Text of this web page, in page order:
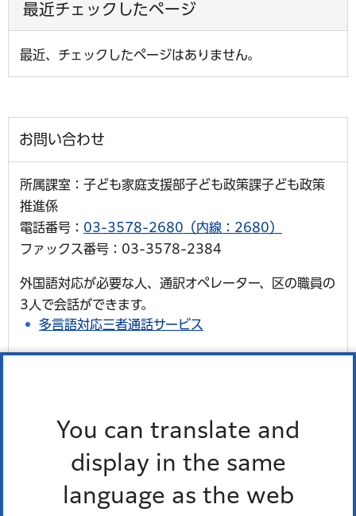
You can translate and
display in the same
language as the web
最近チェックしたページ
最近、チェックしたページはありません。
お問い合わせ
所属課室：子ども家庭支援部子ども政策課子ども政策
推進係
電話番号： 03-3578-2680（内線：2680）
ファックス番号：03-3578-2384
外国語対応が必要な人、通訳オペレーター、区の職員の
3人で会話ができます。
多言語対応三者通話サービス
放課後等の過ごし方